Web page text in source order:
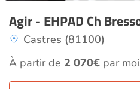
Agir - EHPAD Ch
Castres (81100)
À partir de 2 070€ par